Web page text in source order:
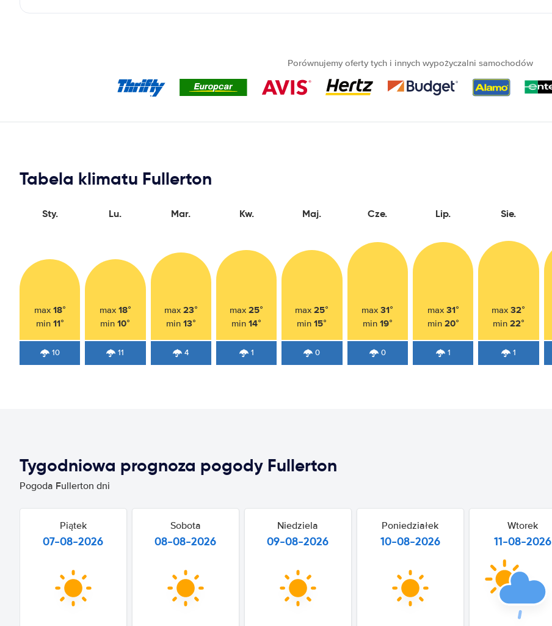
Porównujemy oferty tych i innych wypożyczalni samochodów
Tabela klimatu Fullerton
Sty.
max 18°
min 11°
10
Lu.
max 18°
min10°
11
Mar.
max 23°
min 13°
4
Kw.
max25°
min14°
1
Maj.
max25°
min15°
0
Cze.
max31°
min 19°
0
Lip.
max 31°
min 20°
1
Sie.
max32°
min 22°
1
Tygodniowa prognoza pogody Fullerton
Pogoda Fullerton dni
Piątek
07-08-2026
Sobota
08-08-2026
Niedziela
09-08-2026
Poniedziałek
10-08-2026
Wtorek
11-08-2026